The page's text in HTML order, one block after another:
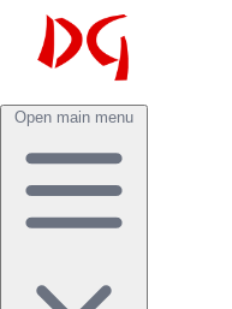
Open main menu